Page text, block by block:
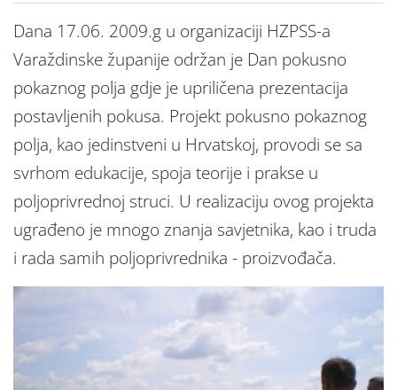
Dana 17.06. 2009.g u organizaciji HZPSS-a
Varaždinske županije održan je Dan pokusno
pokaznog polja gdje je upriličena prezentacija
postavljenih pokusa. Projekt pokusno pokaznog
polja, kao jedinstveni u Hrvatskoj, provodi se sa
svrhom edukacije, spoja teorije i prakse u
poljoprivrednoj struci. U realizaciju ovog projekta
ugrađeno je mnogo znanja savjetnika, kao i truda
i rada samih poljoprivrednika - proizvođača.